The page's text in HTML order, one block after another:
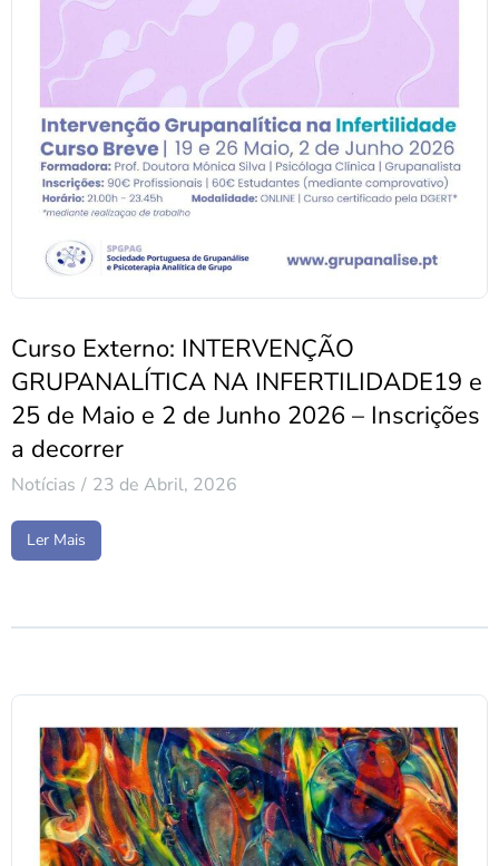
Curso Externo: INTERVENÇÃO
GRUPANALÍTICA NA INFERTILIDADE19 e
25 de Maio e 2 de Junho 2026 – Inscrições
a decorrer
Notícias 23 de Abril, 2026
Ler Mais